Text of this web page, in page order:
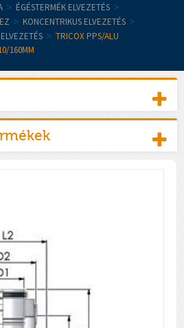
> ÉGÉSTERMÉK ELVEZETÉS >
> KONCENTRIKUS ELVEZETÉS >
> TRICOX PPS/ALU
160MM